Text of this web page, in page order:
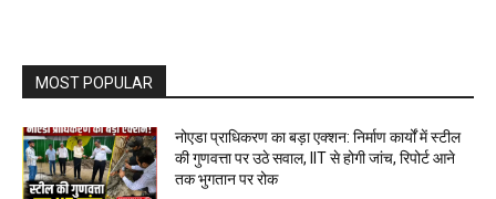
MOST POPULAR
नोएडा प्राधिकरण का बड़ा एक्शन: निर्माण कार्यों में स्टील
की गुणवत्ता पर उठे सवाल, IIT से होगी जांच, रिपोर्ट आने
तक भुगतान पर रोक